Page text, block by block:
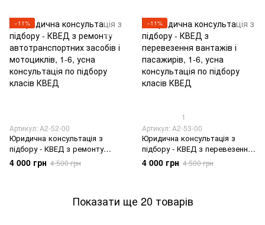
−11%
Артикул: А2-52-00
Юридична консультація з
підбору - КВЕД з ремонту
автотранспортних засобів і
мотоциклів
4 000 грн 4 500 грн
−11%
1
Артикул: А2-53-00
Юридична консультація з
підбору - КВЕД з перевезення
вантажів і пасажирів
4 000 грн 4 500 грн
Показати ще 20 товарів